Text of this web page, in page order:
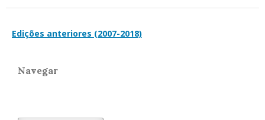
Edições anteriores (2007-2018)
Navegar